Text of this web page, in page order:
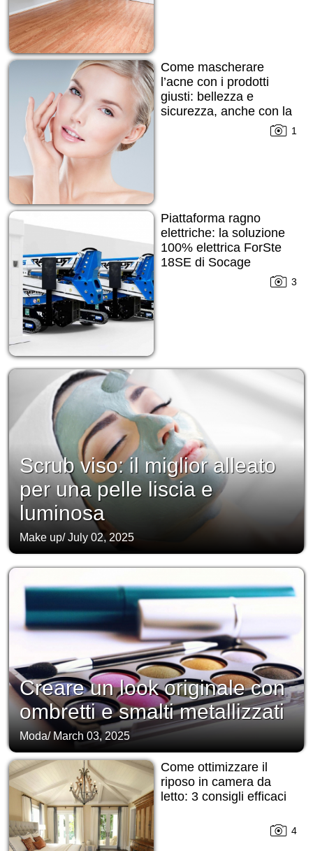
Come mascherare
l’acne con i prodotti
giusti: bellezza e
sicurezza, anche con la
1
Piattaforma ragno
elettriche: la soluzione
100% elettrica ForSte
18SE di Socage
3
Scrub viso: il miglior alleato
per una pelle liscia e
luminosa
Make up/July 02, 2025
Creare un look originale con
ombretti e smalti metallizzati
Moda/ March 03, 2025
Come ottimizzare il
riposo in camera da
letto: 3 consigli efficaci
4